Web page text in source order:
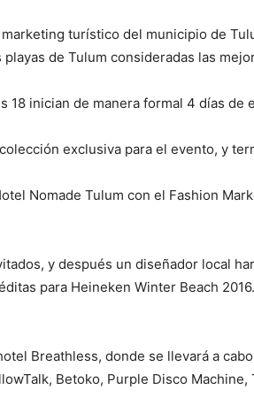
turístico del municipio de
de Tulum consideradas las
inician de manera formal 4 días de
exclusiva para el evento, y
Nomade Tulum con el Fashion
y después un diseñador local
para Heineken Winter Beach
Breathless, donde se llevará a
Betoko, Purple Disco